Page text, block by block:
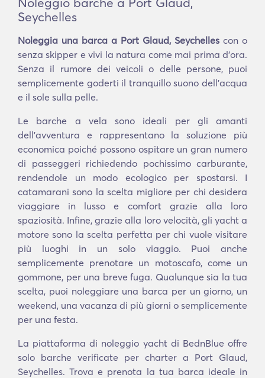
Seychelles
Noleggia una barca a Port Glaud, Seychelles con o
senza skipper e vivi la natura come mai prima d'ora.
Senza il rumore dei veicoli o delle persone, puoi
semplicemente goderti il tranquillo suono dell'acqua
e il sole sulla pelle.
Le barche a vela sono ideali per gli amanti
dell'avventura e rappresentano la soluzione più
economica poiché possono ospitare un gran numero
di passeggeri richiedendo pochissimo carburante,
rendendole un modo ecologico per spostarsi. I
catamarani sono la scelta migliore per chi desidera
viaggiare in lusso e comfort grazie alla loro
spaziosità. Infine, grazie alla loro velocità, gli yacht a
motore sono la scelta perfetta per chi vuole visitare
più luoghi in un solo viaggio. Puoi anche
semplicemente prenotare un motoscafo, come un
gommone, per una breve fuga. Qualunque sia la tua
scelta, puoi noleggiare una barca per un giorno, un
weekend, una vacanza di più giorni o semplicemente
per una festa.
La piattaforma di noleggio yacht di BednBlue offre
solo barche verificate per charter a Port Glaud,
Seychelles. Trova e prenota la tua barca ideale in